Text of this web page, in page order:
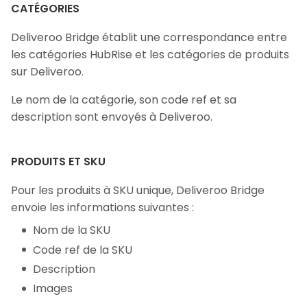
CATÉGORIES
Deliveroo Bridge établit une correspondance entre
les catégories HubRise et les catégories de produits
sur Deliveroo.
Le nom de la catégorie, son code ref et sa
description sont envoyés à Deliveroo.
PRODUITS ET SKU
Pour les produits à SKU unique, Deliveroo Bridge
envoie les informations suivantes :
Nom de la SKU
Code ref de la SKU
Description
Images